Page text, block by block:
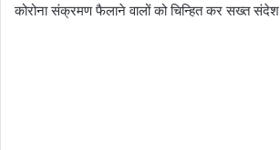
कोरोना संक्रमण फैलाने वालों को चिन्हित कर सख्त संदेश